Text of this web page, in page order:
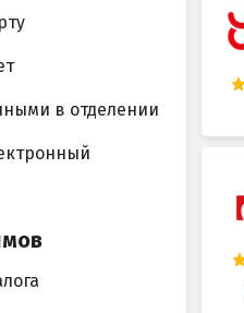
в отделении